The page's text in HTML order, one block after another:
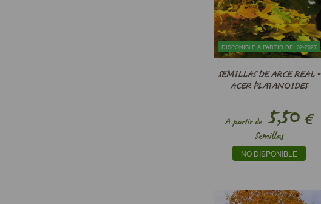
DISPONIBLE A PARTIR DE: 02-2027
SEMILLAS DE ARCE REAL -
ACER PLATANOIDES
A partir de5,50 €
Semillas
NO DISPONIBLE